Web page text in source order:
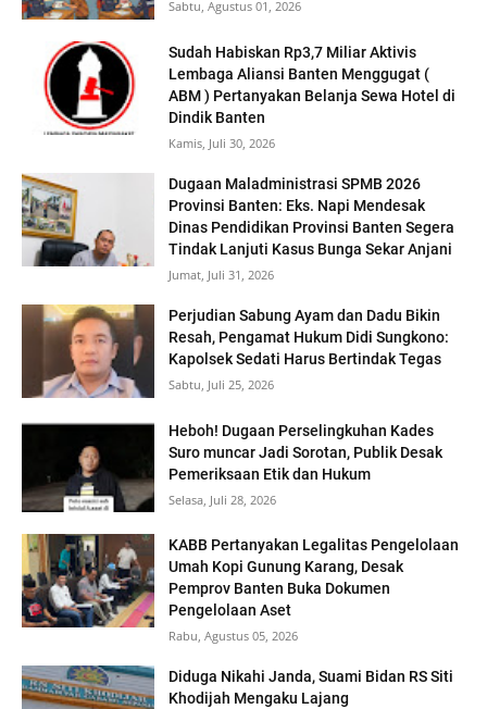
Sabtu, Agustus 01, 2026
‎Sudah Habiskan Rp3,7 Miliar ‎Aktivis
Lembaga Aliansi Banten Menggugat (
ABM ) Pertanyakan Belanja Sewa Hotel di
Dindik Banten
Kamis, Juli 30, 2026
Dugaan Maladministrasi SPMB 2026
Provinsi Banten: Eks. Napi Mendesak
Dinas Pendidikan Provinsi Banten Segera
Tindak Lanjuti Kasus Bunga Sekar Anjani
Jumat, Juli 31, 2026
Perjudian Sabung Ayam dan Dadu Bikin
Resah, Pengamat Hukum Didi Sungkono:
Kapolsek Sedati Harus Bertindak Tegas
Sabtu, Juli 25, 2026
Heboh! Dugaan Perselingkuhan Kades
Suro muncar Jadi Sorotan, Publik Desak
Pemeriksaan Etik dan Hukum
Selasa, Juli 28, 2026
KABB Pertanyakan Legalitas Pengelolaan
Umah Kopi Gunung Karang, Desak
Pemprov Banten Buka Dokumen
Pengelolaan Aset
Rabu, Agustus 05, 2026
Diduga Nikahi Janda, Suami Bidan RS Siti
Khodijah Mengaku Lajang